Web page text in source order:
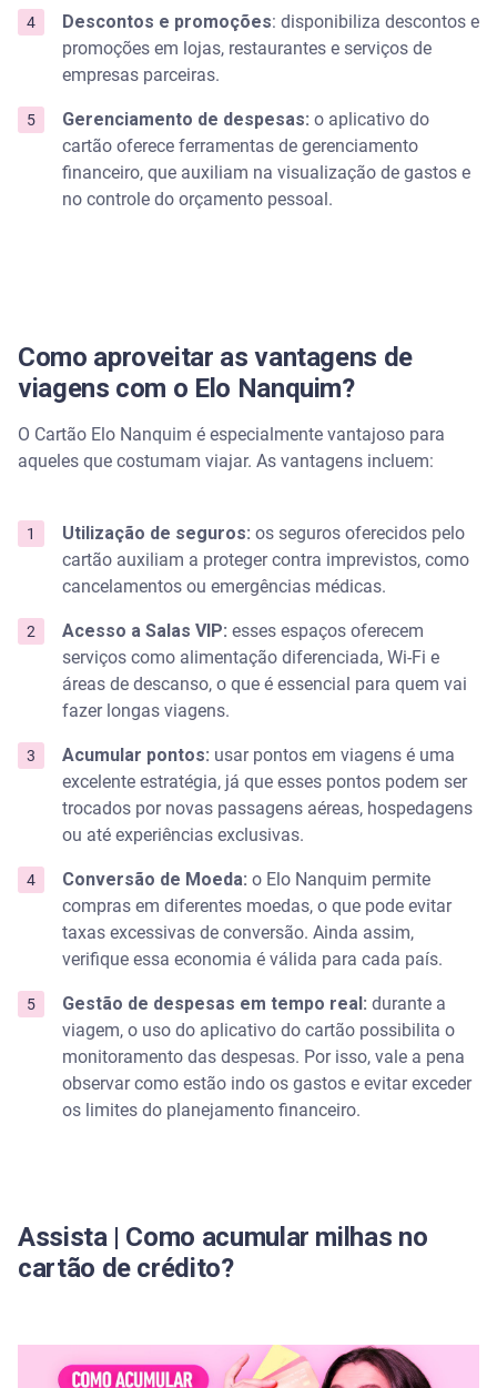
Descontos e promoções: disponibiliza descontos e
promoções em lojas, restaurantes e serviços de
empresas parceiras.
Gerenciamento de despesas: o aplicativo do
cartão oferece ferramentas de gerenciamento
financeiro, que auxiliam na visualização de gastos e
no controle do orçamento pessoal.
Como aproveitar as vantagens de
viagens com o Elo Nanquim?
O Cartão Elo Nanquim é especialmente vantajoso para
aqueles que costumam viajar. As vantagens incluem:
Utilização de seguros: os seguros oferecidos pelo
cartão auxiliam a proteger contra imprevistos, como
cancelamentos ou emergências médicas.
Acesso a Salas VIP: esses espaços oferecem
serviços como alimentação diferenciada, Wi-Fi e
áreas de descanso, o que é essencial para quem vai
fazer longas viagens.
Acumular pontos: usar pontos em viagens é uma
excelente estratégia, já que esses pontos podem ser
trocados por novas passagens aéreas, hospedagens
ou até experiências exclusivas.
Conversão de Moeda: o Elo Nanquim permite
compras em diferentes moedas, o que pode evitar
taxas excessivas de conversão. Ainda assim,
verifique essa economia é válida para cada país.
Gestão de despesas em tempo real: durante a
viagem, o uso do aplicativo do cartão possibilita o
monitoramento das despesas. Por isso, vale a pena
observar como estão indo os gastos e evitar exceder
os limites do planejamento financeiro.
Assista | Como acumular milhas no
cartão de crédito?